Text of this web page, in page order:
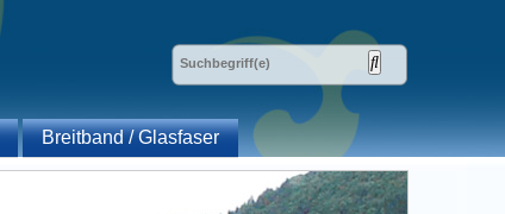
Breitband / Glasfaser